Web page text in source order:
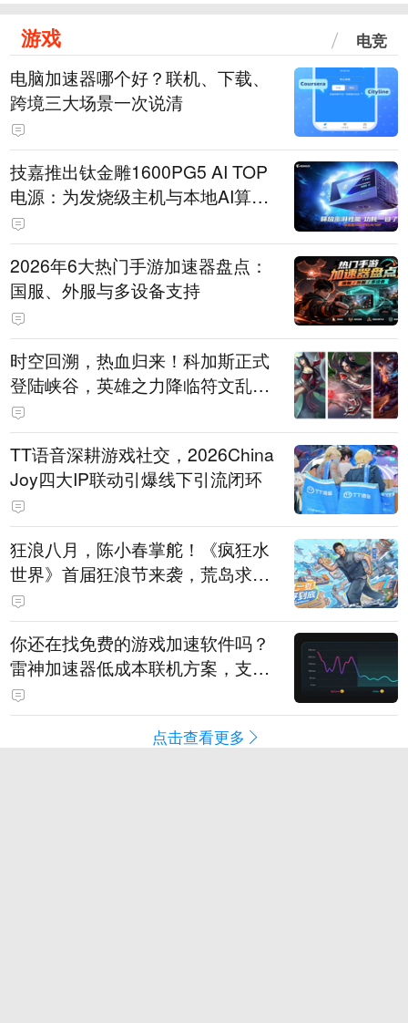
游戏 电竞
电脑加速器哪个好？联机、下载、
跨境三大场景一次说清
技嘉推出钛金雕1600PG5 AI TOP
电源：为发烧级主机与本地AI算力
打造旗舰供电方案
2026年6大热门手游加速器盘点：
国服、外服与多设备支持
时空回溯，热血归来！科加斯正式
登陆峡谷，英雄之力降临符文乱
斗！
TT语音深耕游戏社交，2026China
Joy四大IP联动引爆线下引流闭环
狂浪八月，陈小春掌舵！《疯狂水
世界》首届狂浪节来袭，荒岛求生
直播即将开启
你还在找免费的游戏加速软件吗？
雷神加速器低成本联机方案，支持
免费试用
点击查看更多